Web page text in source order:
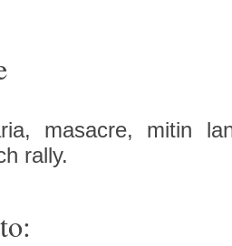
masacre, mitin
rally.